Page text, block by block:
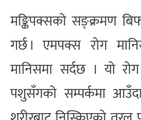
मङ्किपक्सको सङ्क्रमण
गर्छ । एमपक्स रोग
मानिसमा सर्दछ । यो
पशुसँगको सम्पर्कमा